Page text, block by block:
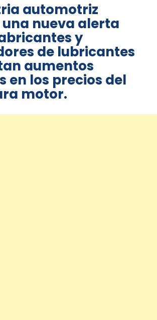
automotriz
nueva alerta
y
de lubricantes
aumentos
en los precios del
motor.